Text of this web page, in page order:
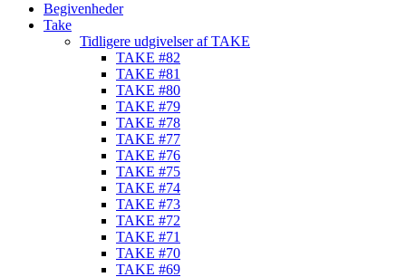
Begivenheder
Take
Tidligere udgivelser af TAKE
TAKE #82
TAKE #81
TAKE #80
TAKE #79
TAKE #78
TAKE #77
TAKE #76
TAKE #75
TAKE #74
TAKE #73
TAKE #72
TAKE #71
TAKE #70
TAKE #69